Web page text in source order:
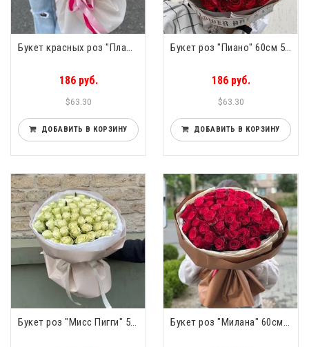
Букет красных роз "Пламя" 50см 51 роза
186 руб.
$63.30
ДОБАВИТЬ В КОРЗИНУ
Букет роз "Пиано" 60см 51 роза
186 руб.
$63.30
ДОБАВИТЬ В КОРЗИНУ
Букет роз "Мисс Пигги" 51 роза Букет роз "Милана" 60см 51 роза